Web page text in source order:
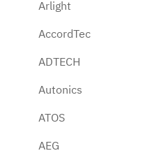
Arlight
AccordTec
ADTECH
Autonics
ATOS
AEG